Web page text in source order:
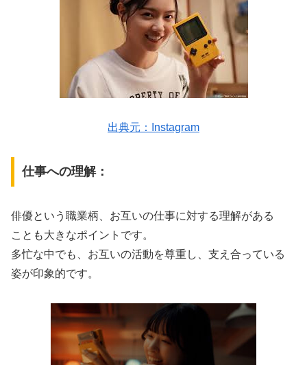
出典元：Instagram
仕事への理解：
俳優という職業柄、お互いの仕事に対する理解がある
ことも大きなポイントです。
多忙な中でも、お互いの活動を尊重し、支え合っている
姿が印象的です。